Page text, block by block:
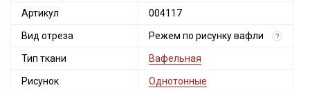
Артикул 004117
Вид отреза Режем по рисунку вафли ?
Тип ткани Вафельная
Рисунок Однотонные